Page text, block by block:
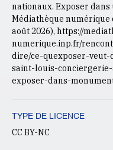
nationaux. Exposer
Médiathèque numérique
août 2026), https://
numerique.inp.fr/
dire/ce-quexposer-
saint-louis-
exposer-dans-
TYPE DE LICENCE
CC BY-NC